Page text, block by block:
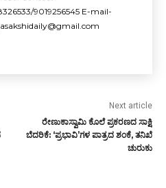
9019256545 E-mail-
Next article
ರೇಣುಕಾಸ್ವಾಮಿ ಕೊಲೆ ಪ್ರಕರಣದ ಸಾಕ್ಷಿ
ಬೆದರಿಕೆ: ‘ಪ್ರಭಾವಿ’ಗಳ ಪಾತ್ರದ ಶಂಕೆ, ತನಿಖೆ
ಚುರುಕು